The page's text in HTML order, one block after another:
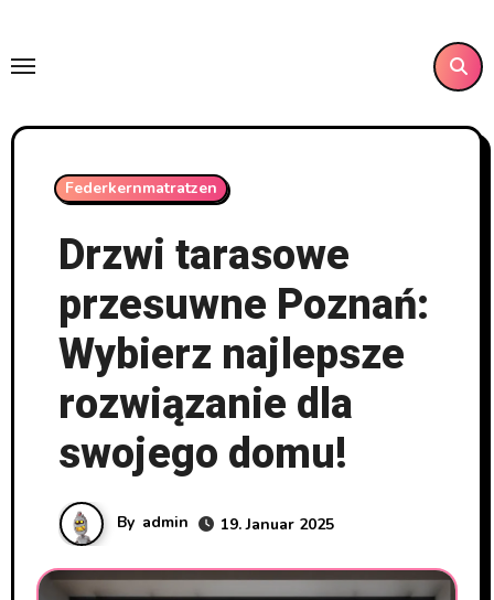
content
Federkernmatratzen
Drzwi tarasowe
przesuwne Poznań:
Wybierz najlepsze
rozwiązanie dla
swojego domu!
By admin 19. Januar 2025